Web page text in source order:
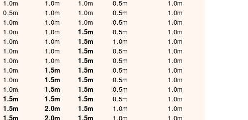
1.0m
0.5m
1.0m
1.0m
1.0m
1.0m
1.0m
1.0m
1.0m
1.0m
1.5m
1.5m
1.5m
1.0m
1.0m
1.0m
1.0m
1.0m
1.0m
1.0m
1.5m
1.5m
1.5m
1.5m
2.0m
2.0m
1.0m
1.0m
1.0m
1.5m
1.5m
1.5m
1.5m
1.5m
1.5m
1.5m
1.5m
1.5m
1.5m
0.5m
0.5m
0.5m
0.5m
1.0m
0.5m
0.5m
0.5m
0.5m
0.5m
0.5m
1.0m
1.0m
1.0m
1.0m
1.0m
1.0m
1.0m
1.0m
1.0m
1.0m
1.0m
1.0m
1.0m
1.0m
1.0m